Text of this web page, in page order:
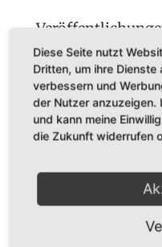
BÜCHER
CDs
Konzerte
Startseite
Dr. Karl Adamek
Diese Seite nutzt
Dritten, um ihre
verbessern und
der Nutzer anzuzeigen.
und kann meine
die Zukunft widerrufen